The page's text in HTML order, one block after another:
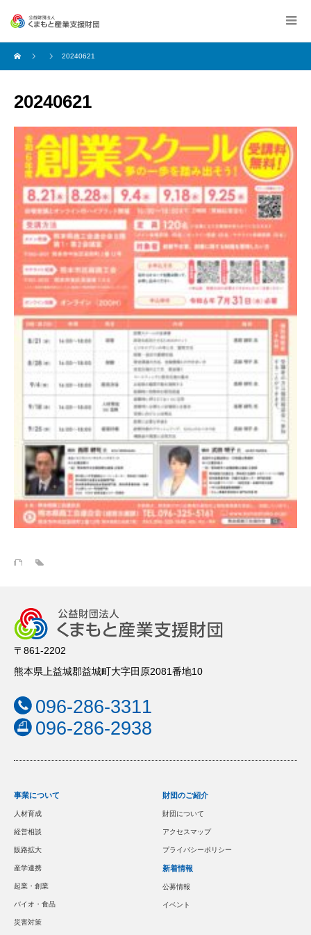
20240621
20240621
〒861-2202
熊本県上益城郡益城町大字田原2081番地10
096-286-3311
096-286-2938
事業について
人材育成
経営相談
販路拡大
産学連携
起業・創業
バイオ・食品
災害対策
財団のご紹介
財団について
アクセスマップ
プライバシーポリシー
新着情報
公募情報
イベント